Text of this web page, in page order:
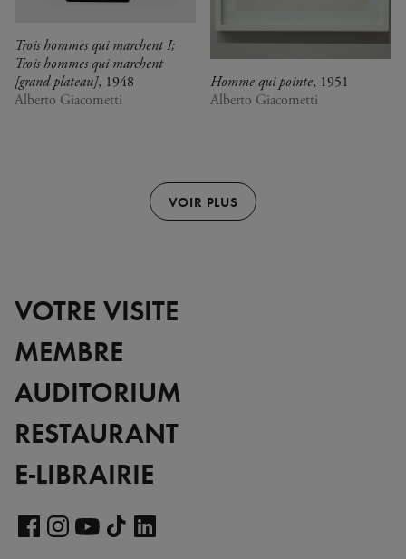
Trois hommes qui marchent I;
Trois hommes qui marchent
[grand plateau], 1948
Alberto Giacometti
Homme qui pointe, 1951
Alberto Giacometti
VOIR PLUS
VOTRE VISITE
MEMBRE
AUDITORIUM
RESTAURANT
E-LIBRAIRIE